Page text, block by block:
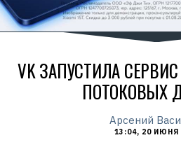
VK ЗАПУСТИЛА
ПОТОКОВЫХ
Арсений
13:04, 20 ИЮНЯ